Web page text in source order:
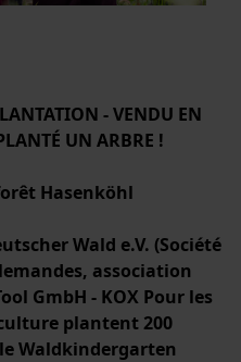
- VENDU EN
UN ARBRE !
Hasenköhl
Wald e.V. (Société
association
GmbH - KOX Pour les
plantent 200
Waldkindergarten